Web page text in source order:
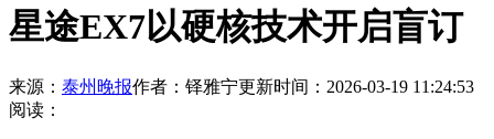
星途EX7以硬核技术开启盲订
来源： 泰州晚报作者：铎雅宁更新时间：2026-03-19 11:24:53
阅读：